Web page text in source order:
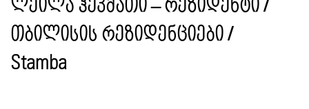
ლეილა ჰეკმათი – რეზიდენტი /
თბილისის რეზიდენციები /
Stamba